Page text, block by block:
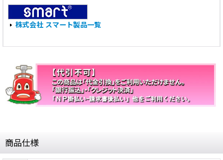
株式会社 スマート製品一覧
商品仕様